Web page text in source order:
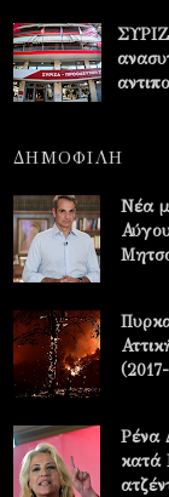
ΔΗΜΟΦΙΛΗ
Νέα
Ρένα
κατά